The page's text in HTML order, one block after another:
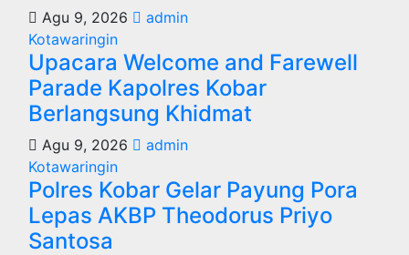
Agu 9, 2026
admin
Kotawaringin
Upacara Welcome and Farewell
Parade Kapolres Kobar
Berlangsung Khidmat
Agu 9, 2026
admin
Kotawaringin
Polres Kobar Gelar Payung Pora
Lepas AKBP Theodorus Priyo
Santosa